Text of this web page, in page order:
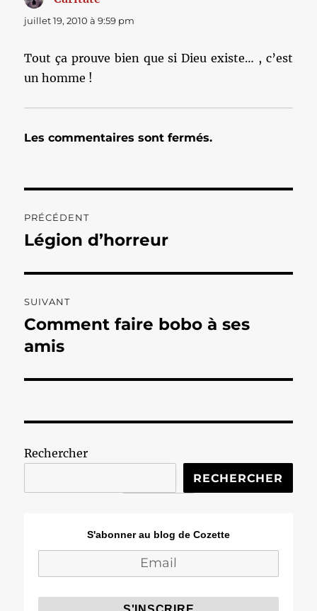
juillet 19, 2010 à 9:59 pm
Tout ça prouve bien que si Dieu existe… , c’est
un homme !
Les commentaires sont fermés.
de
PRÉCÉDENT
Publication
Légion d’horreur
SUIVANT
Publication
suivante :
Comment faire bobo à ses
amis
Rechercher
RECHERCHER
S'abonner au blog de Cozette